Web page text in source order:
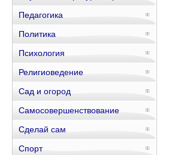
Педагогика
Политика
Психология
Религиоведение
Сад и огород
Самосовершенствование
Сделай сам
Спорт